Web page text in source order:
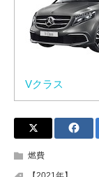
Vクラス
燃費